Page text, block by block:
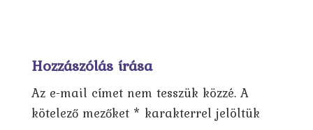
Hozzászólás írása
Az e-mail címet nem tesszük közzé. A
kötelező mezőket * karakterrel jelöltük